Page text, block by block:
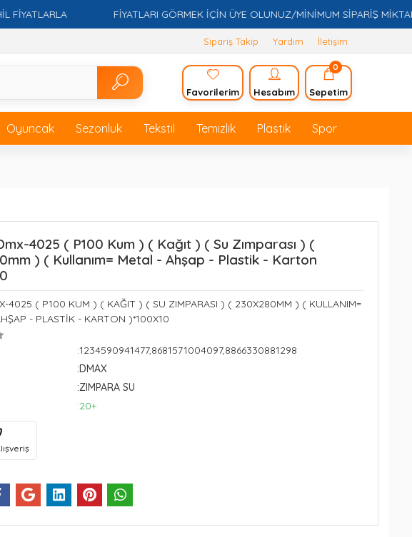
FİYATLARI GÖRMEK İÇİN ÜYE OLUNUZ/MİNİMUM SİPARİŞ MİKTARI
Sipariş Takip Yardım İletişim
Favorilerim Hesabım
0
Sepetim
Oyuncak Sezonluk Tekstil Temizlik Plastik Spor
4025 ( P100 Kum ) ( Kağıt ) ( Su Zımparası ) (
) ( Kullanım= Metal - Ahşap - Plastik - Karton
4025 ( P100 KUM ) ( KAĞIT ) ( SU ZIMPARASI ) ( 230X280MM ) ( KULLANIM=
- PLASTİK - KARTON )*100X10
:1234590941477,8681571004097,8866330881298
:DMAX
:ZIMPARA SU
:20+